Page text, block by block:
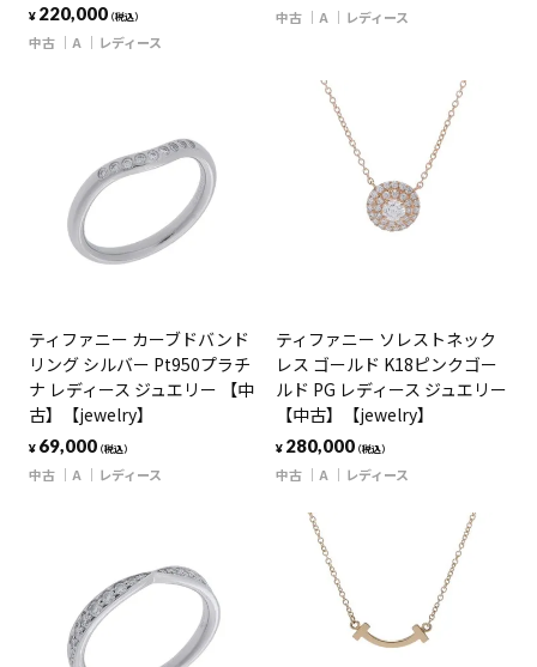
¥ 220,000（税込）
中古 A レディース
中古 A レディース
ティファニー カーブドバンド
リング シルバー Pt950プラチ
ナ レディース ジュエリー 【中
古】【jewelry】
¥ 69,000（税込）
中古 A レディース
ティファニー ソレストネック
レス ゴールド K18ピンクゴー
ルド PG レディース ジュエリー
【中古】【jewelry】
¥ 280,000（税込）
中古 A レディース